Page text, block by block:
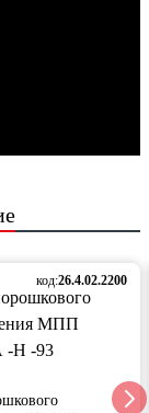
код:26.4.02.2200